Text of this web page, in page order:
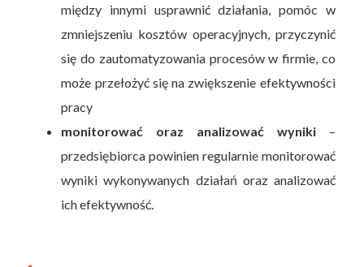
między innymi usprawnić działania, pomóc w
zmniejszeniu kosztów operacyjnych, przyczynić
się do zautomatyzowania procesów w firmie, co
może przełożyć się na zwiększenie efektywności
pracy
monitorować oraz analizować wyniki–
przedsiębiorca powinien regularnie monitorować
wyniki wykonywanych działań oraz analizować
ich efektywność.